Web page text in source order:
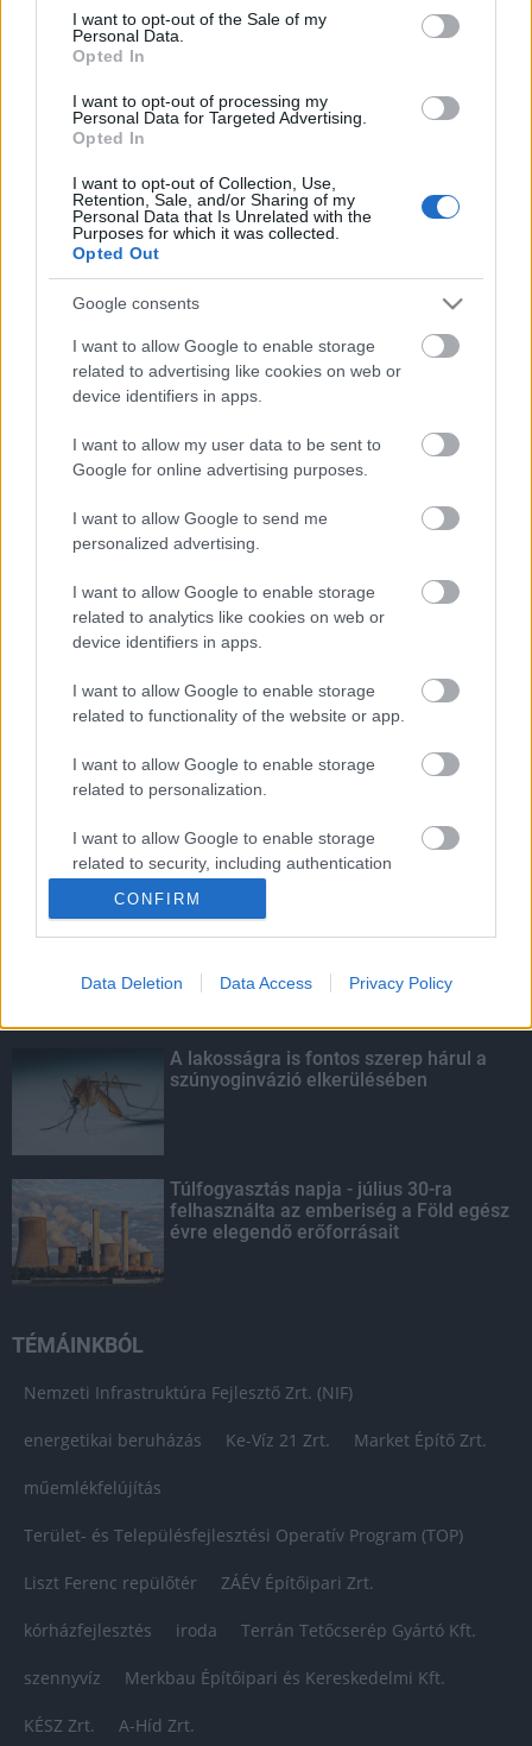
consent section.
I want to opt-out of the Sale of my
Personal Data.
Opted In
I want to opt-out of processing my
Personal Data for Targeted Advertising.
Opted In
I want to opt-out of Collection, Use,
Retention, Sale, and/or Sharing of my
Personal Data that Is Unrelated with the
Purposes for which it was collected.
Opted Out
Google consents
I want to allow Google to enable storage
related to advertising like cookies on web or
device identifiers in apps.
I want to allow my user data to be sent to
Google for online advertising purposes.
I want to allow Google to send me
personalized advertising.
I want to allow Google to enable storage
related to analytics like cookies on web or
device identifiers in apps.
I want to allow Google to enable storage
related to functionality of the website or app.
I want to allow Google to enable storage
related to personalization.
I want to allow Google to enable storage
related to security, including authentication
CONFIRM
Data Deletion Data Access Privacy Policy
termeléssel tehermentesíti a
villamosenergia-rendszert a STRABAG
HIRDETÉS
Látlelet a hazai víziközművekről?
Egyetlen, fél évszázados vezetéken
múlt Bicske vízellátása
Egyhetes országos ellenőrzést tart a
rendőrség a utakon
Amire többmillióan vártunk: szombattól
másodfokúra csökken a riasztás
KIEMELT
Kecskeméten is szakirányú
Egyetem
A lakosságra is fontos szerep hárul a
szúnyoginvázió elkerülésében
Túlfogyasztás napja - július 30-ra
felhasználta az emberiség a Föld egész
évre elegendő erőforrásait
TÉMÁINKBÓL
Nemzeti Infrastruktúra Fejlesztő Zrt. (NIF)
energetikai beruházás Ke-Víz 21 Zrt. Market Építő Zrt.
műemlékfelújítás
Terület- és Településfejlesztési Operatív Program (TOP)
Liszt Ferenc repülőtér ZÁÉV Építőipari Zrt.
kórházfejlesztés iroda Terrán Tetőcserép Gyártó Kft.
szennyvíz Merkbau Építőipari és Kereskedelmi Kft.
KÉSZ Zrt. A-Híd Zrt.